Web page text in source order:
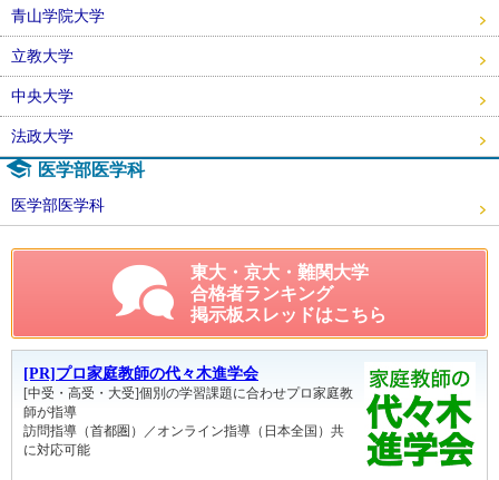
青山学院大学
立教大学
中央大学
法政大学
医学部医学科
医学部医学科
東大・京大・難関大学
合格者ランキング
掲示板スレッドはこちら